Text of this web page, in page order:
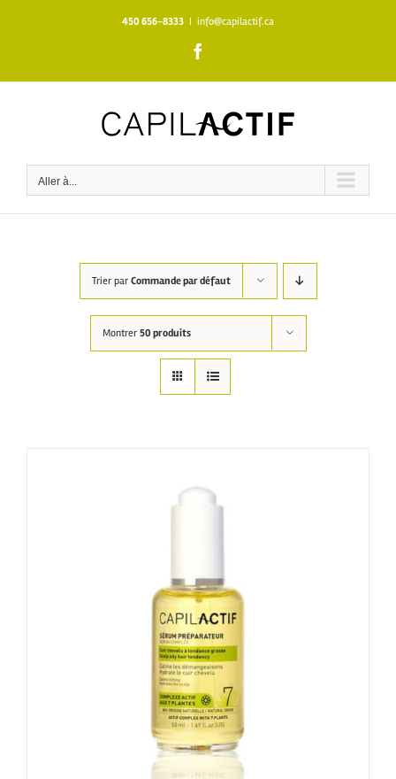
450 656-8333 | info@capilactif.ca
Aller à...
Trier par Commande par défaut
Montrer 50 produits